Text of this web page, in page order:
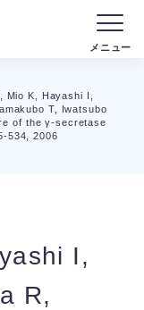
Mio K, Hayashi I,
T, Iwatsubo
of the γ-secretase
534, 2006
I,
R,